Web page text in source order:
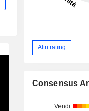
Altri rating
Consensus
Vendi